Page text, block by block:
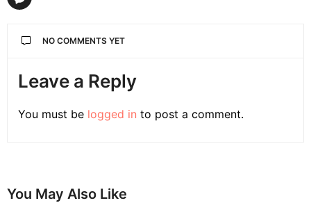
NO COMMENTS YET
Leave a Reply
You must be logged in to post a comment.
You May Also Like